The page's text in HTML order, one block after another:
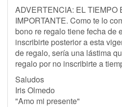
ADVERTENCIA: EL TIEMPO
IMPORTANTE. Como te lo
bono re regalo tiene fecha de
inscribirte posterior a esta
de regalo, sería una lástima
regalo por no inscribirte a
Saludos
Iris Olmedo
"Amo mi presente"